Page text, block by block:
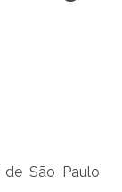
São Paulo